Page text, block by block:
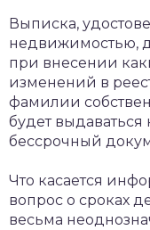
Выписка,
недвижимостью,
при внесении
изменений в
фамилии
будет
бессрочный
Что касается
вопрос о сроках
весьма